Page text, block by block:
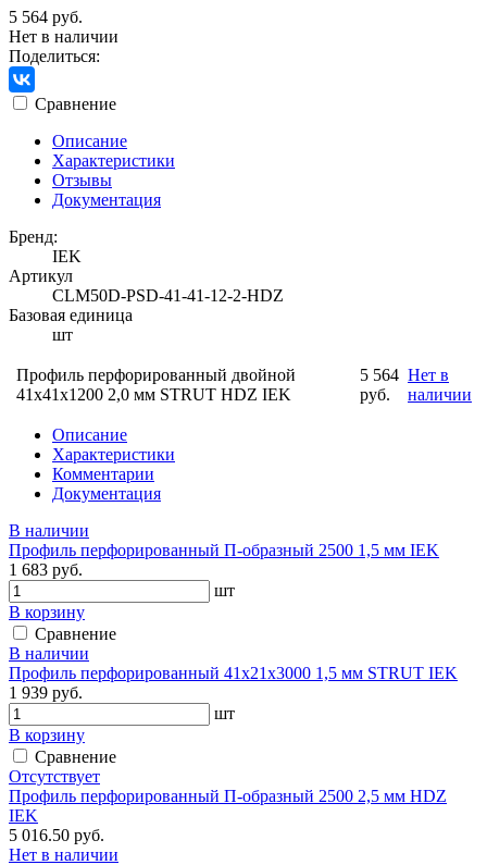
5 564 руб.
Нет в наличии
Поделиться:
Сравнение
Описание
Характеристики
Отзывы
Документация
Бренд:
IEK
Артикул
CLM50D-PSD-41-41-12-2-HDZ
Базовая единица
шт
Профиль перфорированный двойной
41х41х1200 2,0 мм STRUT HDZ IEK
5 564
руб.
Нет в
наличии
Описание
Характеристики
Комментарии
Документация
В наличии
Профиль перфорированный П-образный 2500 1,5 мм IEK
1 683 руб.
шт
В корзину
Сравнение
В наличии
Профиль перфорированный 41х21х3000 1,5 мм STRUT IEK
1 939 руб.
шт
В корзину
Сравнение
Отсутствует
Профиль перфорированный П-образный 2500 2,5 мм HDZ
IEK
5 016.50 руб.
Нет в наличии